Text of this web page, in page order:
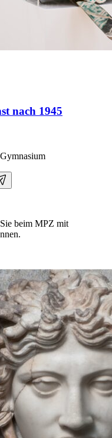
nach 1945
beim MPZ mit